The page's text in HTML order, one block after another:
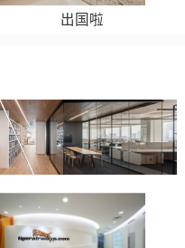
出国啦